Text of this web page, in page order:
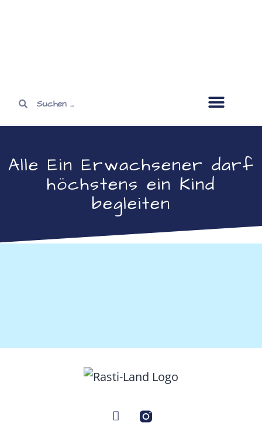
Alle Ein Erwachsener darf
höchstens ein Kind
begleiten